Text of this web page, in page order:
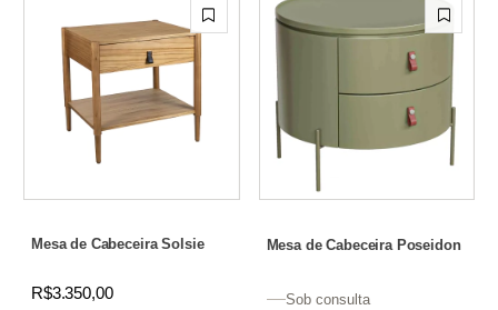
Mesa de Cabeceira Solsie
R$3.350,00
Mesa de Cabeceira Poseidon
Sob consulta